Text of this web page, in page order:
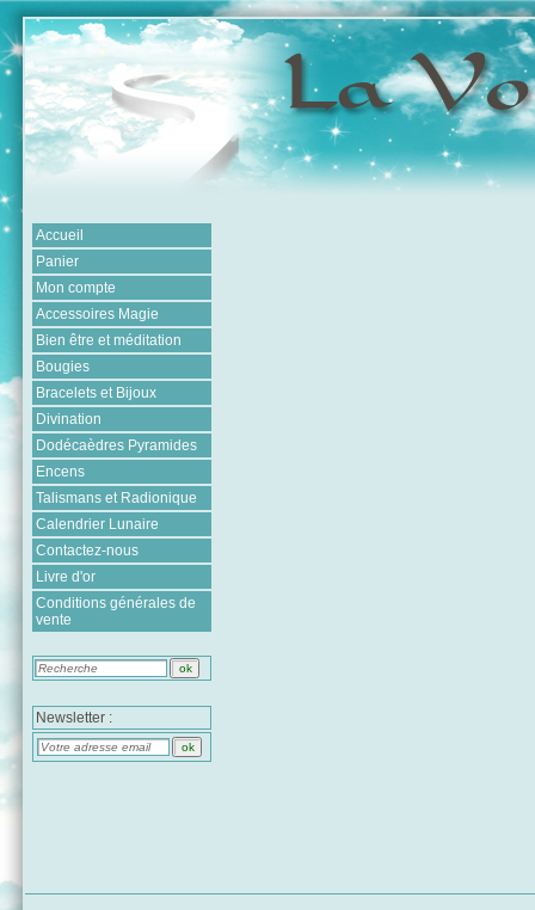
Accueil
Panier
Mon compte
Accessoires Magie
Bien être et méditation
Bougies
Bracelets et Bijoux
Divination
Dodécaèdres Pyramides
Encens
Talismans et Radionique
Calendrier Lunaire
Contactez-nous
Livre d'or
Conditions générales de
vente
Newsletter :